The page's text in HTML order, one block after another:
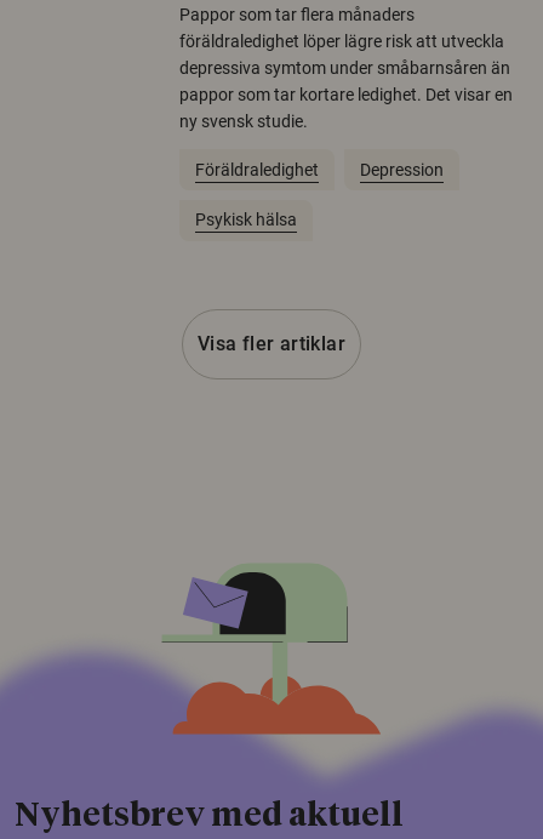
Pappor som tar flera månaders
föräldraledighet löper lägre risk att utveckla
depressiva symtom under småbarnsåren än
pappor som tar kortare ledighet. Det visar en
ny svensk studie.
Föräldraledighet Depression
Psykisk hälsa
Visa fler artiklar
Nyhetsbrev med aktuell